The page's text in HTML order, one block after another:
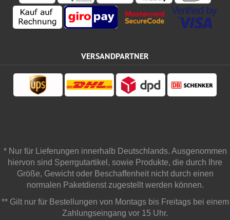
VERSANDPARTNER
* Nur für Lieferungen innerhalb Deutschlands. Ausgenommen
hiervon sind Sperrgutartikel, sowie Produkte, die durch Ihre
Größe, Gewicht oder Beschaffenheit nicht durch einen
normalen Paketdienst zugestellt werden können.
** Gilt nur für Bestellungen von Montags bis Freitags bei einem
Zahlungseingang vor 15 Uhr.